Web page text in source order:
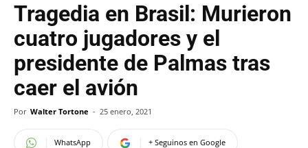
Tragedia en Brasil: Murieron
cuatro jugadores y el
presidente de Palmas tras
caer el avión
Por Walter Tortone - 25 enero, 2021
WhatsApp + Seguinos en Google